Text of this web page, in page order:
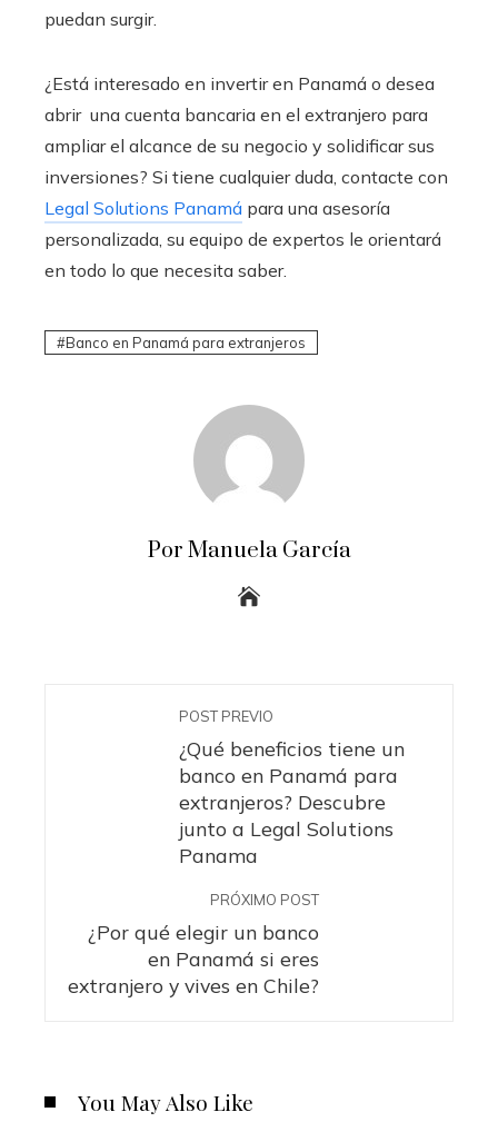
puedan surgir.
¿Está interesado en invertir en Panamá o desea
abrir una cuenta bancaria en el extranjero para
ampliar el alcance de su negocio y solidificar sus
inversiones? Si tiene cualquier duda, contacte con
Legal Solutions Panamá para una asesoría
personalizada, su equipo de expertos le orientará
en todo lo que necesita saber.
Banco en Panamá para extranjeros
Por Manuela García
POST PREVIO
¿Qué beneficios tiene un
banco en Panamá para
extranjeros? Descubre
junto a Legal Solutions
Panama
PRÓXIMO POST
¿Por qué elegir un banco
en Panamá si eres
extranjero y vives en Chile?
You May Also Like